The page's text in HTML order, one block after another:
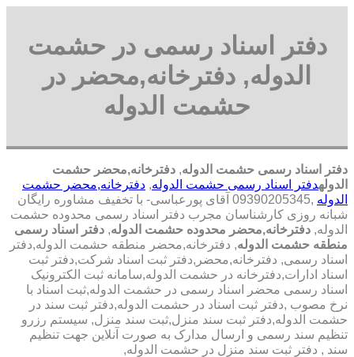
دفتر اسناد رسمی در حشمت
الدوله, دفترخانه,محضر در
حشمت الدوله
دفتر اسناد رسمی حشمت الدوله, دفترخانه,محضر حشمت
الدولهدفتر اسناد رسمی حشمت الدوله, دفترخانه,محضر حشمت
الدوله
,09390205345 آقای پورعباسی- با تخفیف مشاوره رايگان
شبانه روزی کارشناسان مجرب دفتر اسناد رسمی محدوده حشمت
الدوله, دفترخانه,محضر محدوده حشمت الدوله, دفتر اسناد رسمی
منطقه حشمت الدوله, دفترخانه,محضر منطقه حشمت الدوله,دفتر
اسناد رسمی, دفترخانه,محضر,دفتر ثبت اسناد شرکت,دفتر ثبت
اسناد ادارات,دفترخانه در حشمت الدوله,سامانه ثبت الکترونیک
اسناد رسمی محضر اسناد رسمی در حشمت الدوله,ثبت اسناد با
نرخ مصوب ,دفتر ثبت اسناد در حشمت الدوله,دفتر ثبت سند در
حشمت الدوله,دفتر ثبت سند منزل,ثبت سند منزل, سیستم رزرو
تنظیم سند رسمی و ارسال مدارک به صورت آنلاین جهت تنظیم
سند , دفتر ثبت سند منزل در حشمت الدوله,